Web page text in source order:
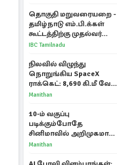
தொகுதி மறுவரையறை -
தமிழ்நாடு எம்.பி.க்கள்
கூட்டத்திற்கு முதல்வர்
விஜய் அழைப்பு
IBC Tamilnadu
நிலவில் விழுந்து
நொறுங்கிய SpaceX
ராக்கெட்: 8,690 கி.மீ வேக
மோதலால் உருவான புதிய
Manithan
10-ம் வகுப்பு
படிக்கும்போதே
சினிமாவில் அறிமுகமான
த்ரிஷா! உண்மையை
காந்தி
Manithan